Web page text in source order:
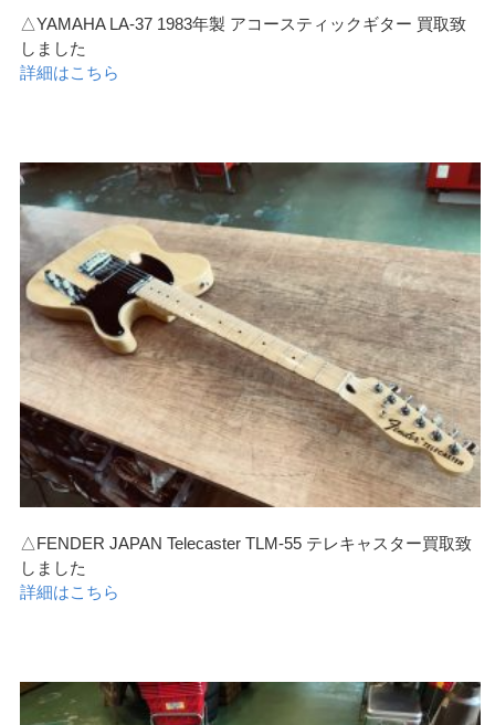
△YAMAHA LA-37 1983年製 アコースティックギター 買取致
しました
詳細はこちら
△FENDER JAPAN Telecaster TLM-55 テレキャスター買取致
しました
詳細はこちら